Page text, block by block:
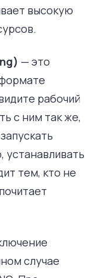
высокую
— это
рабочий
с ним так же,
устанавливать
тем, кто не
случае